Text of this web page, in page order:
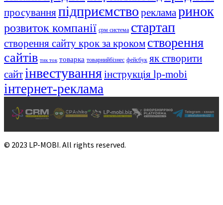
просуванняпідприємство рекламаринок
розвиток компанії срм система стартап
створення сайту крок за кроком створення
сайтів тик ток товарка товарнийбізнес фейсбук як створити
сайтінвестуванняінструкція lp-mobi
інтернет-реклама
© 2023 LP-MOBI. All rights reserved.